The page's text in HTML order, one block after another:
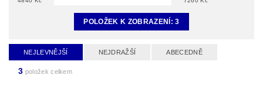
POLOŽEK K ZOBRAZENÍ:3
NEJLEVNĚJŠÍ NEJDRAŽŠÍ ABECEDNĚ
3 položek celkem